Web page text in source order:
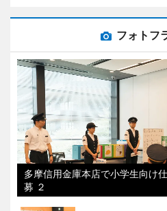
フォトフ
多摩信用金庫本店で小学生向
募 ２